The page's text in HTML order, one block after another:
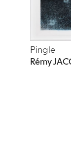
Pingle
Rémy